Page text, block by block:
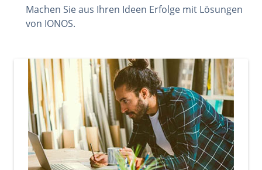
Machen Sie aus Ihren Ideen Erfolge mit Lösungen
von IONOS.